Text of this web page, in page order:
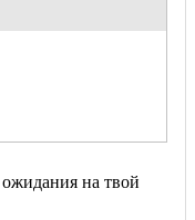
на твой